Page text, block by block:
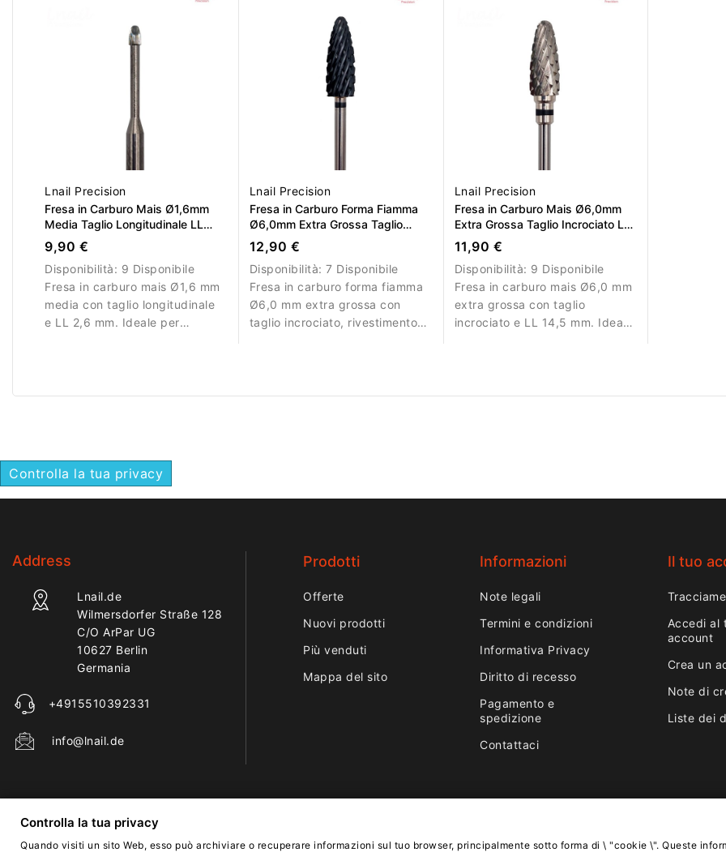
Lnail Precision
Fresa in Carburo Mais Ø1,6mm
Media Taglio Longitudinale LL
2,6mm L/R
9,90 €
Disponibilità: 9 Disponibile
Fresa in carburo mais Ø1,6 mm
media con taglio longitudinale
e LL 2,6 mm. Ideale per
Lnail Precision
Fresa in Carburo Forma Fiamma
Ø6,0mm Extra Grossa Taglio
Incrociato DLC LL 16,0mm L/R
12,90 €
Disponibilità:7 Disponibile
Fresa in carburo forma fiamma
Ø6,0 mm extra grossa con
taglio incrociato, rivestimento
Lnail Precision
Fresa in Carburo Mais Ø6,0mm
Extra Grossa Taglio Incrociato LL
14,5mm
11,90 €
Disponibilità: 9 Disponibile
Fresa in carburo mais Ø6,0 mm
extra grossa con taglio
incrociato e LL 14,5 mm. Ideale
Controlla la tua privacy
Address
Lnail.de
Wilmersdorfer Straße 128
C/O ArPar UG
10627 Berlin
Germania
+4915510392331
info@lnail.de
Prodotti
Offerte
Nuovi prodotti
Più venduti
Mappa del sito
Informazioni
Note legali
Termini e condizioni
Informativa Privacy
Diritto di recesso
Pagamento e
spedizione
Contattaci
Il tuo
Accedi al
account
Crea un
Note di
Liste dei
Italiano Copyright © Lnail.de 2016-2026. Tutti i diritti riservati.
Controlla la tua privacy
Quando visiti un sito Web, esso può archiviare o recuperare informazioni sul tuo browser, principalmente sotto forma di \ "cookie \". Queste